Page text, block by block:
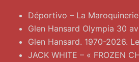
Déportivo – La
Glen Hansard Olympia 30
Glen Hansard. 1970-2026.
JACK WHITE – « FROZEN